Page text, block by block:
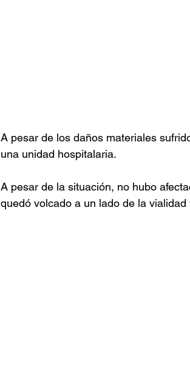
A pesar de los daños materiales
una unidad hospitalaria.
A pesar de la situación, no hubo
quedó volcado a un lado de la